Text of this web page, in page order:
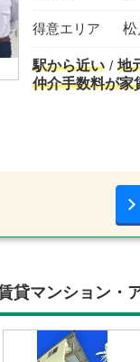
得意エリア 松
駅から近い 地
仲介手数料が家
貸マンション・